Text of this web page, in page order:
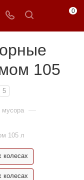
0
105
5
мусора —
105 л
колесах
колесах